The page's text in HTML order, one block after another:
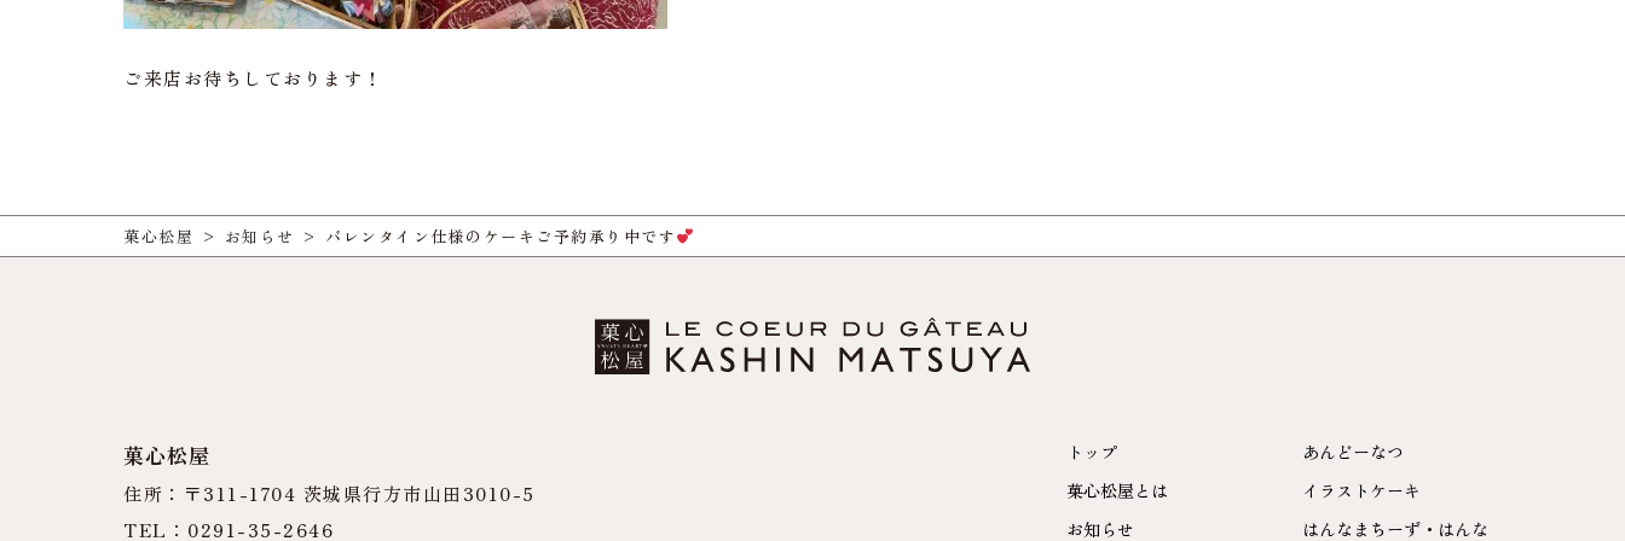
ご来店お待ちしております！
菓心松屋 > お知らせ > バレンタイン仕様のケーキご予約承り中です
菓心松屋
住所：〒311-1704 茨城県行方市山田3010-5
TEL：0291-35-2646
トップ
菓心松屋とは
お知らせ
あんどーなつ
イラストケーキ
はんなまちーず・はんな